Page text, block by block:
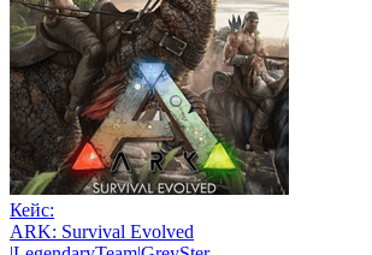
Кейс:
ARK: Survival Evolved